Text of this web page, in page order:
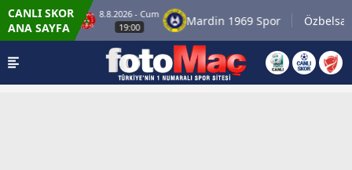
CANLI SKOR
ANA SAYFA
8.8.2026 - Cum
Mardin 1969 Spor Özbelsan